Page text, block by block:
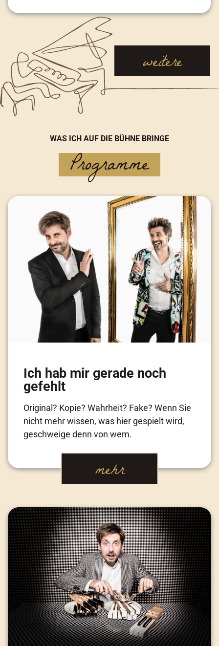
Am Kai 3, 25997 Hörnum / Sylt
weitere
WAS ICH AUF DIE BÜHNE BRINGE
Programme
Ich hab mir gerade noch
gefehlt
Original? Kopie? Wahrheit? Fake? Wenn Sie
nicht mehr wissen, was hier gespielt wird,
geschweige denn von wem.
mehr